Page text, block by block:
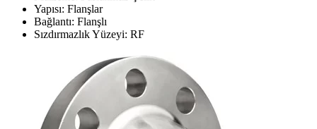
Yapısı: Flanşlar
Bağlantı: Flanşlı
Sızdırmazlık Yüzeyi: RF